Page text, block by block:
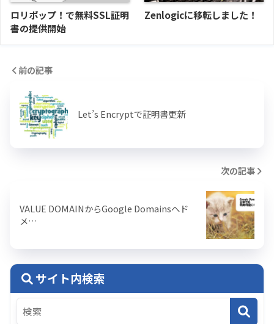
ロリポップ！で無料SSL証明
書の提供開始
Zenlogicに移転しました！
前の記事
Let’s Encryptで証明書更新
次の記事
VALUE DOMAINからGoogle Domainsへド
メ…
サイト内検索